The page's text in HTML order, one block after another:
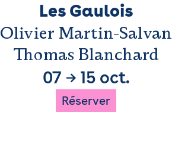
Les Gaulois
Olivier Martin-Salvan
Thomas Blanchard
07 → 15 oct.
Réserver